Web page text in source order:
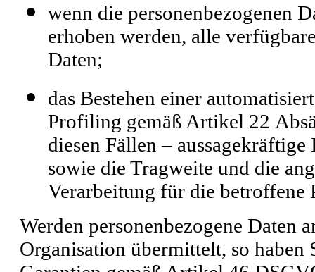
wenn die personenbezogenen
erhoben werden, alle
Daten;
das Bestehen einer
Profiling gemäß Artikel 22
diesen Fällen –
sowie die Tragweite und die
Verarbeitung für die betroffene
Werden personenbezogene Daten
Organisation übermittelt, so haben